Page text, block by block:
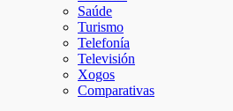
Saúde
Turismo
Telefonía
Televisión
Xogos
Comparativas